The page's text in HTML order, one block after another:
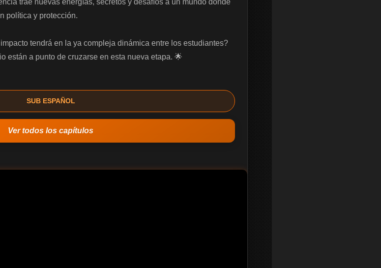
trae nuevas energías, secretos y desafíos a un mundo donde
política y protección.
tendrá en la ya compleja dinámica entre los estudiantes?
están a punto de cruzarse en esta nueva etapa. 🌟
SUB ESPAÑOL
Ver todos los capítulos